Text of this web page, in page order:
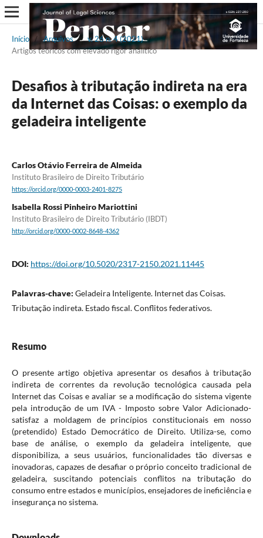
Início / Arquivos / v. 26 n. 4 (2021) /
Artigos teóricos com elevado rigor analítico
Desafios à tributação indireta na era
da Internet das Coisas: o exemplo da
geladeira inteligente
Carlos Otávio Ferreira de Almeida
Instituto Brasileiro de Direito Tributário
https://orcid.org/0000-0003-2401-8275
Isabella Rossi Pinheiro Mariottini
Instituto Brasileiro de Direito Tributário (IBDT)
http://orcid.org/0000-0002-8648-4362
DOI: https://doi.org/10.5020/2317-2150.2021.11445
Palavras-chave: Geladeira Inteligente. Internet das Coisas.
Tributação indireta. Estado fiscal. Conflitos federativos.
Resumo
O presente artigo objetiva apresentar os desafios à tributação
indireta de correntes da revolução tecnológica causada pela
Internet das Coisas e avaliar se a modificação do sistema vigente
pela introdução de um IVA - Imposto sobre Valor Adicionado-
satisfaz a moldagem de princípios constitucionais em nosso
(pretendido) Estado Democrático de Direito. Utiliza-se, como
base de análise, o exemplo da geladeira inteligente, que
disponibiliza, a seus usuários, funcionalidades tão diversas e
inovadoras, capazes de desafiar o próprio conceito tradicional de
geladeira, suscitando potenciais conflitos na tributação do
consumo entre estados e municípios, ensejadores de ineficiência e
insegurança no sistema.